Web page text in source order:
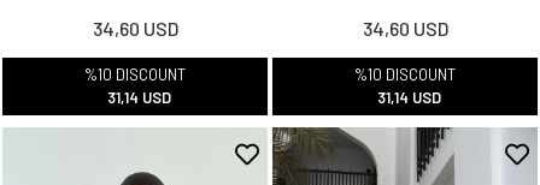
34,60 USD
%10 DISCOUNT
31,14 USD
34,60 USD
%10 DISCOUNT
31,14 USD